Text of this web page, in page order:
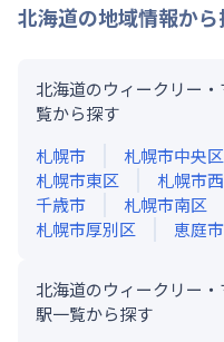
北海道の地域情報から
北海道のウィークリー
覧から探す
札幌市
札幌市中央区
札幌市東区
札幌市
千歳市
札幌市南区
札幌市厚別区
恵庭市
北海道のウィークリー
駅一覧から探す